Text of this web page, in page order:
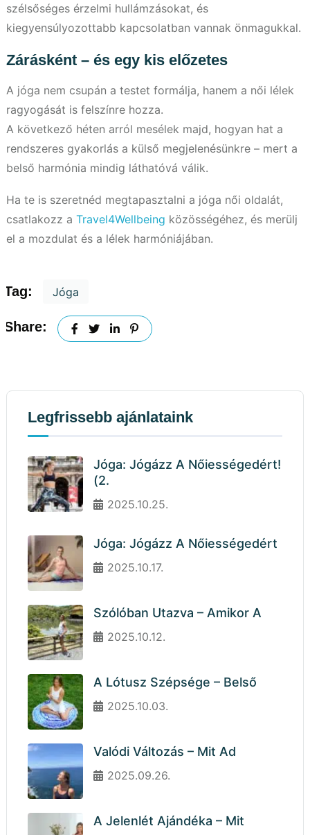
szélsőséges érzelmi hullámzásokat, és
kiegyensúlyozottabb kapcsolatban vannak önmagukkal.
Zárásként – és egy kis előzetes
A jóga nem csupán a testet formálja, hanem a női lélek
ragyogását is felszínre hozza.
A következő héten arról mesélek majd, hogyan hat a
rendszeres gyakorlás a külső megjelenésünkre – mert a
belső harmónia mindig láthatóvá válik.
Ha te is szeretnéd megtapasztalni a jóga női oldalát,
csatlakozz a Travel4Wellbeing közösségéhez, és merülj
el a mozdulat és a lélek harmóniájában.
Tag: Jóga
Share:
Legfrissebb ajánlataink
Jóga: Jógázz A Nőiességedért!
(2.
2025.10.25.
Jóga: Jógázz A Nőiességedért
2025.10.17.
Szólóban Utazva – Amikor A
2025.10.12.
A Lótusz Szépsége – Belső
2025.10.03.
Valódi Változás – Mit Ad
2025.09.26.
A Jelenlét Ajándéka – Mit